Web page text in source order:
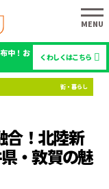
中！お
くわしくはこちら
合！北陸新
・敦賀の魅